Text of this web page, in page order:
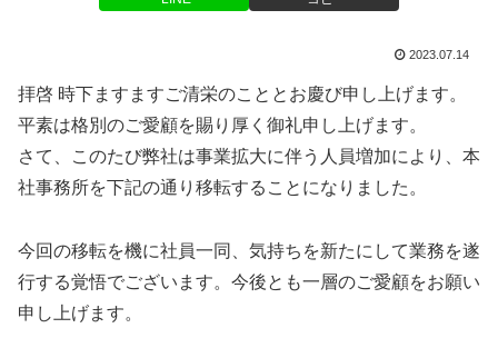
2023.07.14
拝啓 時下ますますご清栄のこととお慶び申し上げます。
平素は格別のご愛顧を賜り厚く御礼申し上げます。
さて、このたび弊社は事業拡大に伴う人員増加により、本
社事務所を下記の通り移転することになりました。
今回の移転を機に社員一同、気持ちを新たにして業務を遂
行する覚悟でございます。今後とも一層のご愛顧をお願い
申し上げます。